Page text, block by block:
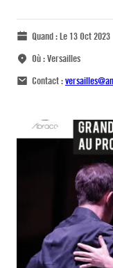
Quand :Le 13 Oct 2023
Où :Versailles
Contact :